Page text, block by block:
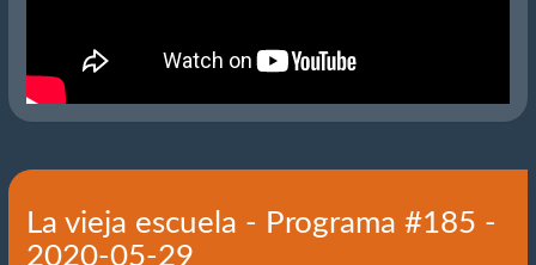
La vieja escuela - Programa #185 -
2020-05-29